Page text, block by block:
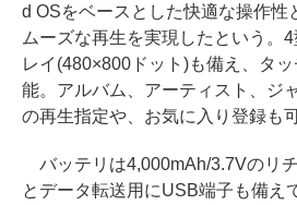
d OSをベースとした快適な操作性
ムーズな再生を実現したという。
レイ(480×800ドット)も備え、タ
能。アルバム、アーティスト、ジ
の再生指定や、お気に入り登録も可
バッテリは4,000mAh/3.7Vのリ
とデータ転送用にUSB端子も備え